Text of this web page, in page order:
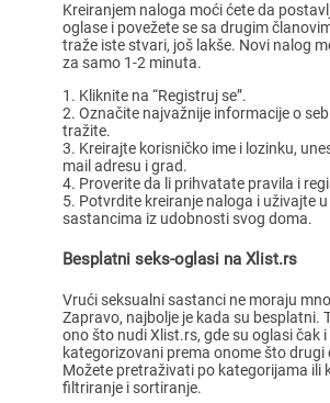
Kreiranjem naloga moći ćete da
oglase i povežete se sa drugim
traže iste stvari, još lakše. Novi nalog
za samo 1-2 minuta.
Kliknite na “Registruj se”.
Označite najvažnije informacije o
tražite.
Kreirajte korisničko ime i lozinku,
mail adresu i grad.
Proverite da li prihvatate pravila i
Potvrdite kreiranje naloga i uživajte
sastancima iz udobnosti svog doma.
Besplatni seks-oglasi na Xlist.rs
Vrući seksualni sastanci ne moraju
Zapravo, najbolje je kada su besplatni.
ono što nudi Xlist.rs, gde su oglasi čak i
kategorizovani prema onome što drugi
Možete pretraživati po kategorijama ili
filtriranje i sortiranje.